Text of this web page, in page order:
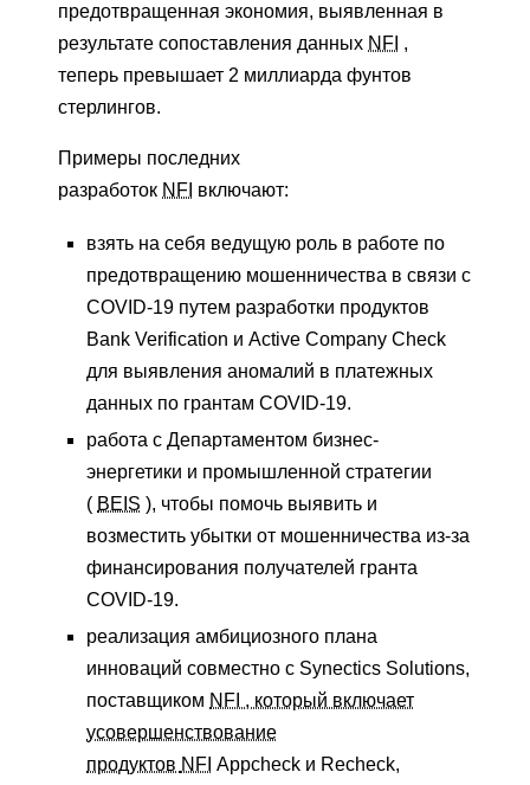
предотвращенная экономия, выявленная в
результате сопоставления данных NFI ,
теперь превышает 2 миллиарда фунтов
стерлингов.
Примеры последних
разработок NFI включают:
взять на себя ведущую роль в работе по
предотвращению мошенничества в связи с
COVID-19 путем разработки продуктов
Bank Verification и Active Company Check
для выявления аномалий в платежных
данных по грантам COVID-19.
работа с Департаментом бизнес-
энергетики и промышленной стратегии
( BEIS ), чтобы помочь выявить и
возместить убытки от мошенничества из-за
финансирования получателей гранта
COVID-19.
реализация амбициозного плана
инноваций совместно с Synectics Solutions,
поставщиком NFI , который включает
усовершенствование
продуктов NFI Appcheck и Recheck,